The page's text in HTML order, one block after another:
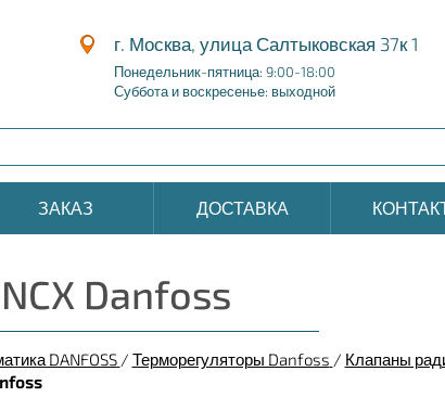
г. Москва, улица Салтыковская 37к 1
Понедельник-пятница: 9:00-18:00
Суббота и воскресенье: выходной
ЗАКАЗ ДОСТАВКА
Danfoss
DANFOSS / Терморегуляторы Danfoss / Клапаны